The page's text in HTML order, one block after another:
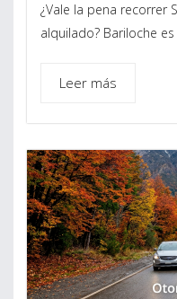
¿Vale la pena recorrer
alquilado? Bariloche
Leer más